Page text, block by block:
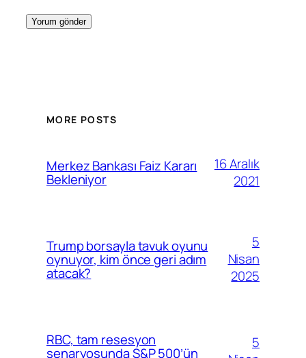
MORE POSTS
Merkez Bankası Faiz Kararı
Bekleniyor
16 Aralık
2021
Trump borsayla tavuk oyunu
oynuyor, kim önce geri adım
atacak?
5
Nisan
2025
RBC, tam resesyon
senaryosunda S&P 500’ün
5